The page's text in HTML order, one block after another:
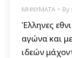
ΜΗΝΥΜΑΤΑ By
Έλληνες
αγώνα και
ιδεών